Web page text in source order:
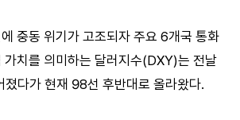
중동 위기가 고조되자 주요 6개국 통화
가치를 의미하는 달러지수(DXY)는 전날
다가 현재 98선 후반대로 올라왔다.